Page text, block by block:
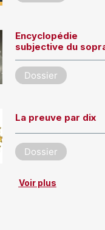
Encyclopédie
subjective du
Dossier
La preuve par dix
Dossier
Voir plus